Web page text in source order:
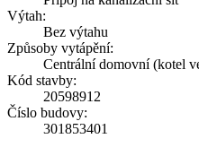
Výtah:
Bez výtahu
Způsoby vytápění:
Centrální domovní (kotel
Kód stavby:
20598912
Číslo budovy:
301853401